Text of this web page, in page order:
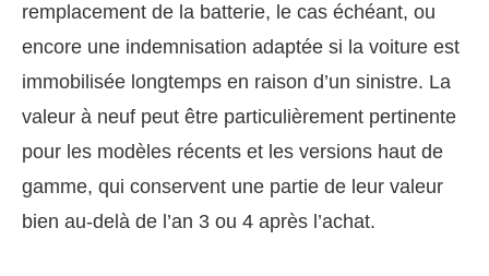
remplacement de la batterie, le cas échéant, ou
encore une indemnisation adaptée si la voiture est
immobilisée longtemps en raison d’un sinistre. La
valeur à neuf peut être particulièrement pertinente
pour les modèles récents et les versions haut de
gamme, qui conservent une partie de leur valeur
bien au-delà de l’an 3 ou 4 après l’achat.